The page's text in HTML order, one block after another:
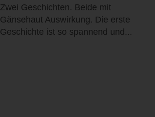
Zwei Geschichten. Beide mit
Gänsehaut Auswirkung. Die erste
Geschichte ist so spannend und...